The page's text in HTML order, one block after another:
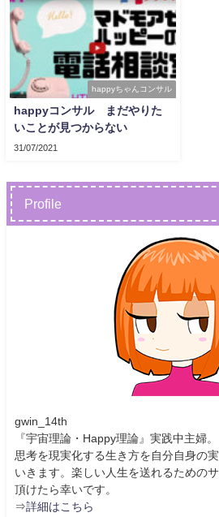
happyちゃんコンサル
happyコンサル まだやりた
いことが見つからない
31/07/2021
Profile
gwin_14th
『宇宙理論・Happy理論』実践中主婦。
思考を現実化する生き方を自分自身の
いきます。楽しい人生を送れるための
頂けたら幸いです。
⇒詳細はこちら